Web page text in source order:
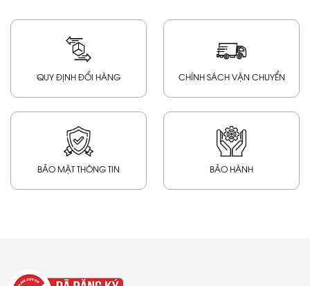
QUY ĐỊNH ĐỔI HÀNG CHÍNH SÁCH VẬN CHUYỂN
BẢO MẬT THÔNG TIN BẢO HÀNH